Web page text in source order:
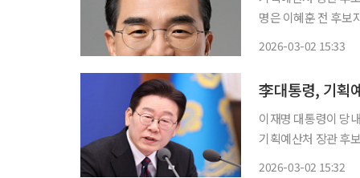
명은 이혜훈 전 후보자의 낙마 후 한 달
2026-03-02 15:33
李대통령, 기획
이재명 대통령이 당
기획예산처 장관 후
2026-03-02 15:32